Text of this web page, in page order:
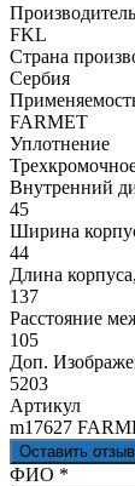
Производитель
FKL
Страна
Сербия
FARMET
Уплотнение
Внутренний
45
Ширина
44
Длина
137
Расстояние
105
Доп.
5203
Артикул
m17627
Оставить отзыв
Ваш отзыв был
ФИО *